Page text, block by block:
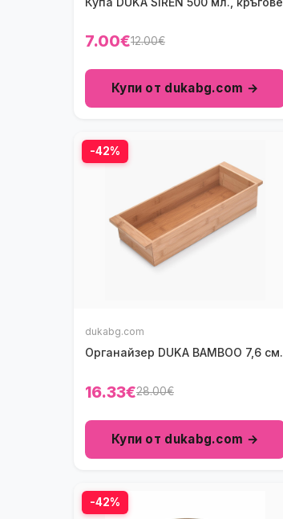
7.00€12.00€
Купи от dukabg.com →
-42%
dukabg.com
Органайзер DUKA BAMBOO 7,6 см.
16.33€28.00€
Купи от dukabg.com →
-42%